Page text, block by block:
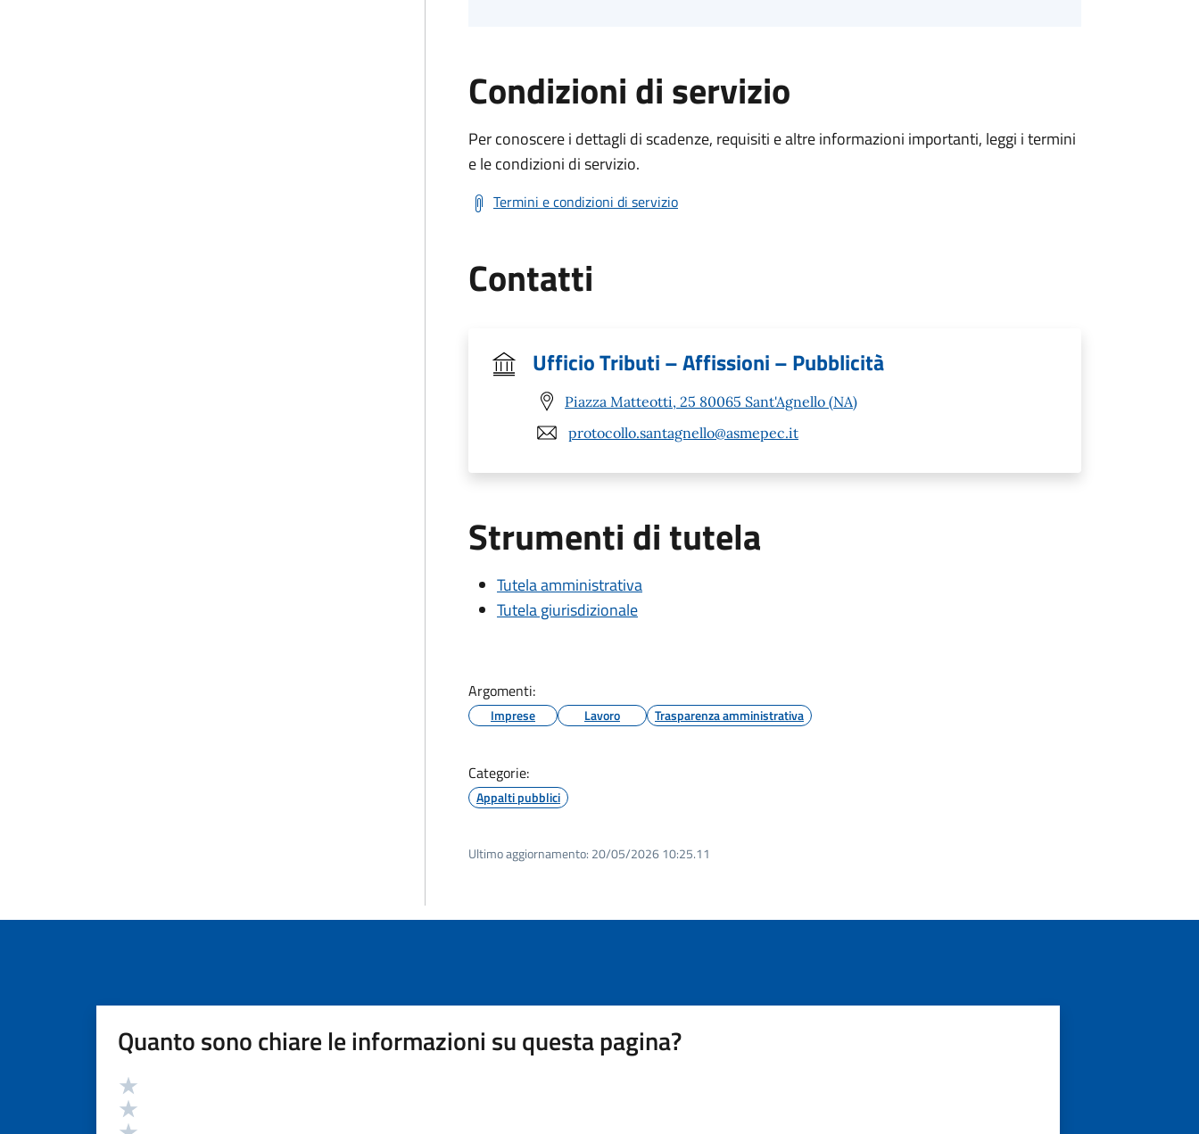
Condizioni di servizio
Per conoscere i dettagli di scadenze, requisiti e altre informazioni importanti, leggi i termini
e le condizioni di servizio.
Termini e condizioni di servizio
Contatti
Ufficio Tributi – Affissioni – Pubblicità
Piazza Matteotti, 25 80065 Sant'Agnello (NA)
protocollo.santagnello@asmepec.it
Strumenti di tutela
Tutela amministrativa
Tutela giurisdizionale
Argomenti:
Imprese Lavoro Trasparenza amministrativa
Categorie:
Appalti pubblici
Ultimo aggiornamento: 20/05/2026 10:25.11
Quanto sono chiare le informazioni su questa pagina?
Valutazione